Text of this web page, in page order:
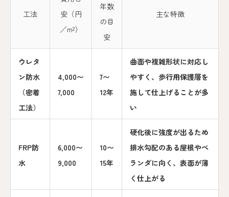
工法
安（円
／m²）
年数
の目
安
主な特徴
ウレタ
ン防水
（密着
工法）
4,000〜
7,000
7〜
12年
曲面や複雑形状に対応し
やすく、歩行用保護層を
施して仕上げることが多
い
FRP防
水
6,000〜
9,000
10〜
15年
硬化後に強度が出るため
排水勾配のある屋根やベ
ランダに向く、表面が薄
く仕上がる